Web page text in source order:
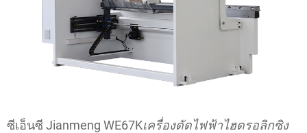
ซีเอ็นซี Jianmeng WE67Kเครื่องดัดไฟฟ้าไฮดรอลิกซิง